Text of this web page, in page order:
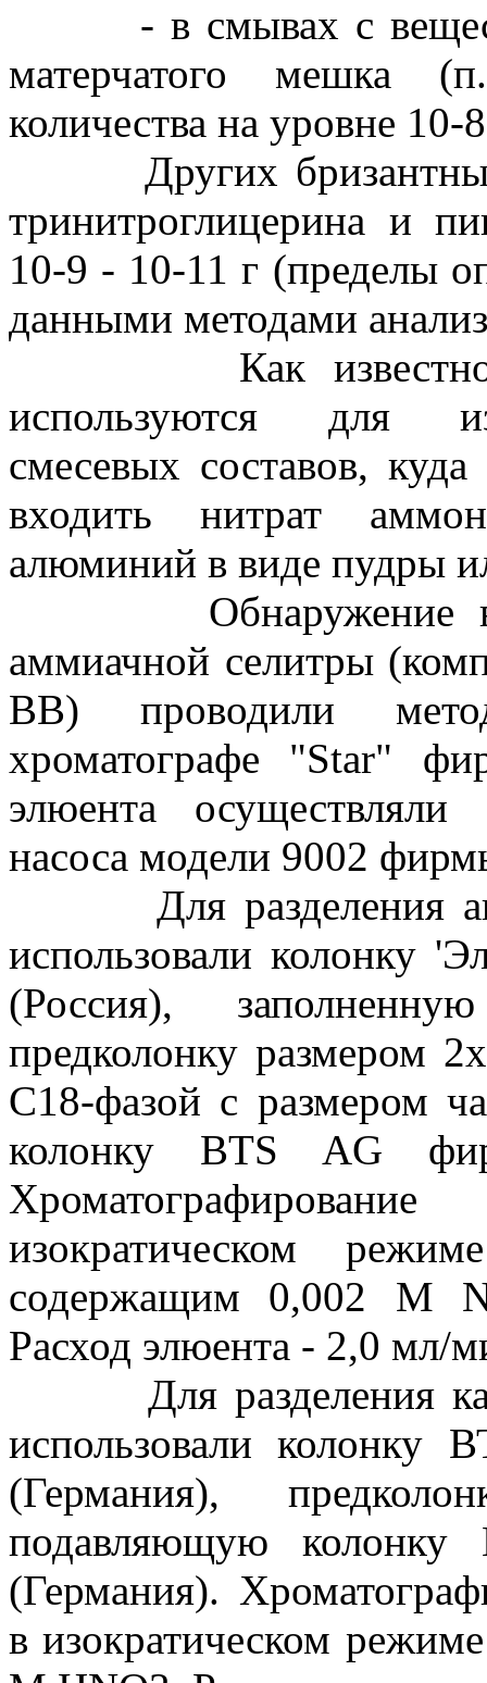
- в смывах с
матерчатого мешка
количества на уровне 10-
Других бризантных
тринитроглицерина и
10-9 - 10-11 г (пределы
данными методами
Как известно,
используются для
смесевых составов,
входить нитрат
алюминий в виде пудры
Обнаружение в
аммиачной селитры
ВВ) проводили
хроматографе "Star"
элюента
насоса модели 9002
Для разделения
использовали колонку
(Россия),
предколонку размером
С18-фазой с размером
колонку BTS AG
изократическом
содержащим 0,002 М
Расход элюента - 2,0 мл/
Для разделения
использовали
(Германия),
подавляющую
(Германия).
в изократическом